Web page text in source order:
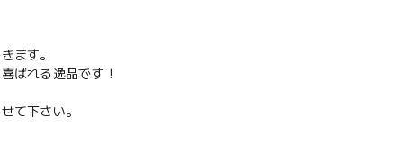
ます。
ばれる逸品です！
て下さい。